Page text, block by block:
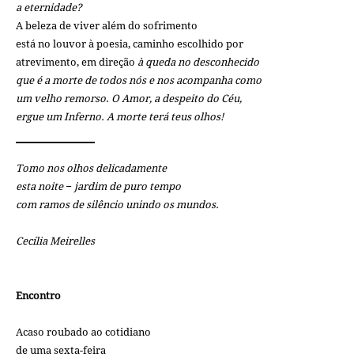
a eternidade?
A beleza de viver além do sofrimento
está no louvor à poesia, caminho escolhido por
atrevimento, em direção à queda no desconhecido
que é a morte de todos nós e nos acompanha como
um velho remorso. O Amor, a despeito do Céu,
ergue um Inferno. A morte terá teus olhos!
Tomo nos olhos delicadamente
esta noite − jardim de puro tempo
com ramos de silêncio unindo os mundos.
Cecília Meirelles
Encontro
Acaso roubado ao cotidiano
de uma sexta-feira